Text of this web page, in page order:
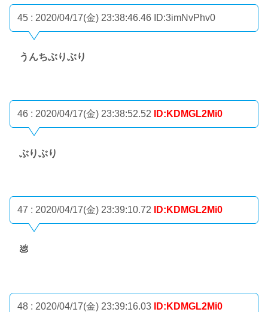
45 : 2020/04/17(金) 23:38:46.46 ID:3imNvPhv0
うんちぶりぶり
46 : 2020/04/17(金) 23:38:52.52 ID:KDMGL2Mi0
ぶりぶり
47 : 2020/04/17(金) 23:39:10.72 ID:KDMGL2Mi0
💩
48 : 2020/04/17(金) 23:39:16.03 ID:KDMGL2Mi0